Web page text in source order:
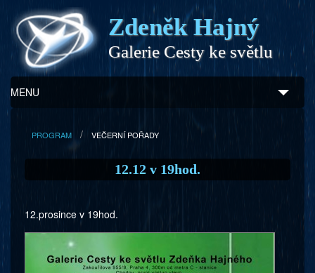
Zdeněk Hajný
Galerie Cesty ke světlu
MENU
Zdeněk Hajný
Galerie
PROGRAM VEČERNÍ POŘADY
12.12 v 19hod.
12.prosince v 19hod.